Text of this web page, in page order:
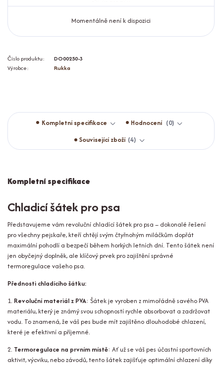
Momentálně není k dispozici
Číslo produktu:
DO00250-3
Výrobce:
Rukka
Kompletní specifikace Hodnocení
0
Související zboží 4
Kompletní specifikace
Chladicí šátek pro psa
Představujeme vám revoluční chladící šátek pro psa – dokonalé řešení
pro všechny pejskaře, kteří chtějí svým čtyřnohým miláčkům dopřát
maximální pohodlí a bezpečí během horkých letních dní. Tento šátek není
jen obyčejný doplněk, ale klíčový prvek pro zajištění správné
termoregulace vašeho psa.
Přednosti chladícího šátku:
1. Revoluční materiál z PVA: Šátek je vyroben z mimořádně savého PVA
materiálu, který je známý svou schopností rychle absorbovat a zadržovat
vodu. To znamená, že váš pes bude mít zajištěno dlouhodobé chlazení,
které je efektivní a příjemné.
2. Termoregulace na prvním místě: Ať už se váš pes účastní sportovních
aktivit, výcviku, nebo závodů, tento šátek zajišťuje optimální chlazení díky